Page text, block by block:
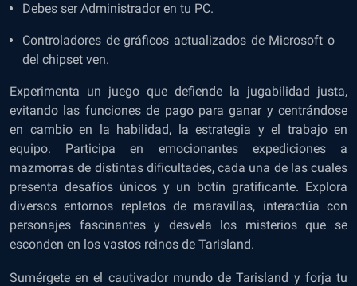
Debes ser Administrador en tu PC.
Controladores de gráficos actualizados de Microsoft o
del chipset ven.
Experimenta un juego que defiende la jugabilidad justa,
evitando las funciones de pago para ganar y centrándose
en cambio en la habilidad, la estrategia y el trabajo en
equipo. Participa en emocionantes expediciones a
mazmorras de distintas dificultades, cada una de las cuales
presenta desafíos únicos y un botín gratificante. Explora
diversos entornos repletos de maravillas, interactúa con
personajes fascinantes y desvela los misterios que se
esconden en los vastos reinos de Tarisland.
Sumérgete en el cautivador mundo de Tarisland y forja tu